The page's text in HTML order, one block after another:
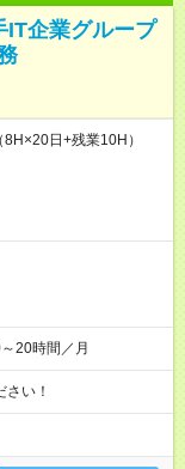
IT企業グループ
日+残業10H）
20時間／月
い！